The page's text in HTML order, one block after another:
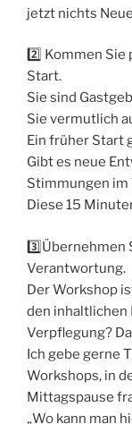
jetzt nichts
2️⃣ Kommen
Start.
Sie sind
Sie vermutlich
Ein früher Start
Gibt es neue
Stimmungen im
Diese 15
3️⃣Übernehmen
Verantwortung.
Der Workshop
den inhaltlichen
Verpflegung?
Ich gebe gerne
Workshops, in
Mittagspause
„Wo kann man